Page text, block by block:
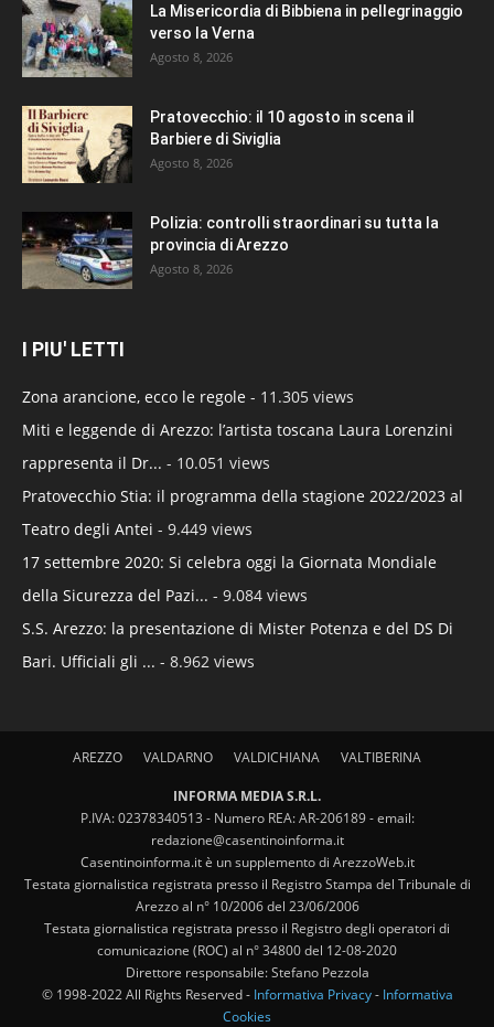
La Misericordia di Bibbiena in pellegrinaggio
verso la Verna
Agosto 8, 2026
Pratovecchio: il 10 agosto in scena il
Barbiere di Siviglia
Agosto 8, 2026
Polizia: controlli straordinari su tutta la
provincia di Arezzo
Agosto 8, 2026
I PIU' LETTI
Zona arancione, ecco le regole - 11.305 views
Miti e leggende di Arezzo: l’artista toscana Laura Lorenzini
rappresenta il Dr... - 10.051 views
Pratovecchio Stia: il programma della stagione 2022/2023 al
Teatro degli Antei - 9.449 views
17 settembre 2020: Si celebra oggi la Giornata Mondiale
della Sicurezza del Pazi... - 9.084 views
S.S. Arezzo: la presentazione di Mister Potenza e del DS Di
Bari. Ufficiali gli ... - 8.962 views
AREZZO VALDARNO VALDICHIANA VALTIBERINA
INFORMA MEDIA S.R.L.
P.IVA: 02378340513 - Numero REA: AR-206189 - email:
redazione@casentinoinforma.it
Casentinoinforma.it è un supplemento di ArezzoWeb.it
Testata giornalistica registrata presso il Registro Stampa del Tribunale di
Arezzo al n° 10/2006 del 23/06/2006
Testata giornalistica registrata presso il Registro degli operatori di
comunicazione (ROC) al n° 34800 del 12-08-2020
Direttore responsabile: Stefano Pezzola
© 1998-2022 All Rights Reserved - Informativa Privacy- Informativa
Cookies